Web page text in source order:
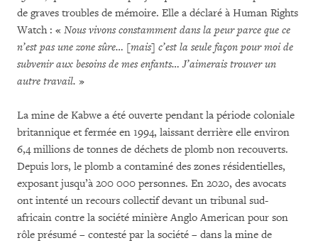
de graves troubles de mémoire. Elle a déclaré à Human Rights
Watch : « Nous vivons constamment dans la peur parce que ce
n’est pas une zone sûre… [mais] c’est la seule façon pour moi de
subvenir aux besoins de mes enfants… J’aimerais trouver un
autre travail. »
La mine de Kabwe a été ouverte pendant la période coloniale
britannique et fermée en 1994, laissant derrière elle environ
6,4 millions de tonnes de déchets de plomb non recouverts.
Depuis lors, le plomb a contaminé des zones résidentielles,
exposant jusqu’à 200 000 personnes. En 2020, des avocats
ont intenté un recours collectif devant un tribunal sud-
africain contre la société minière Anglo American pour son
rôle présumé – contesté par la société – dans la mine de